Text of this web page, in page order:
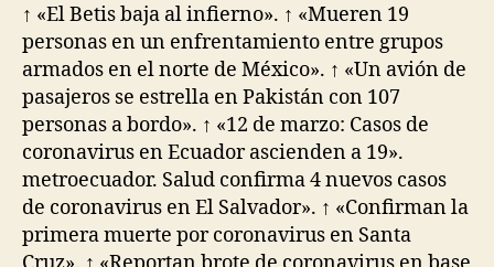
↑ «El Betis baja al infierno». ↑ «Mueren 19
personas en un enfrentamiento entre grupos
armados en el norte de México». ↑ «Un avión de
pasajeros se estrella en Pakistán con 107
personas a bordo». ↑ «12 de marzo: Casos de
coronavirus en Ecuador ascienden a 19».
metroecuador. Salud confirma 4 nuevos casos
de coronavirus en El Salvador». ↑ «Confirman la
primera muerte por coronavirus en Santa